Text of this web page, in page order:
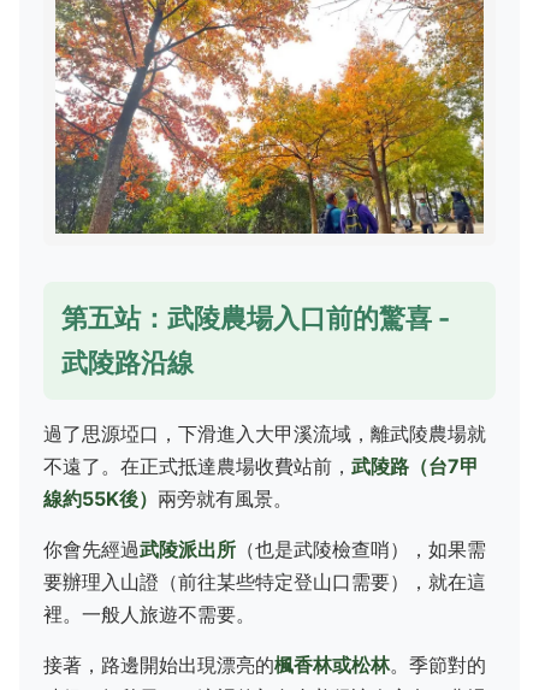
第五站：武陵農場入口前的驚喜 -
武陵路沿線
過了思源埡口，下滑進入大甲溪流域，離武陵農場就
不遠了。在正式抵達農場收費站前， 武陵路（台7甲
線約55K後） 兩旁就有風景。
你會先經過武陵派出所 （也是武陵檢查哨），如果需
要辦理入山證（前往某些特定登山口需要），就在這
裡。一般人旅遊不需要。
接著，路邊開始出現漂亮的楓香林或松林。季節對的